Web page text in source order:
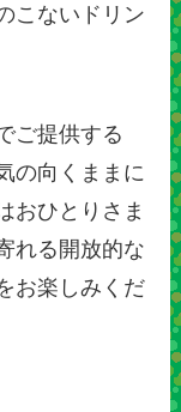
こないドリン
ご提供する
の向くままに
おひとりさま
れる開放的な
お楽しみくだ